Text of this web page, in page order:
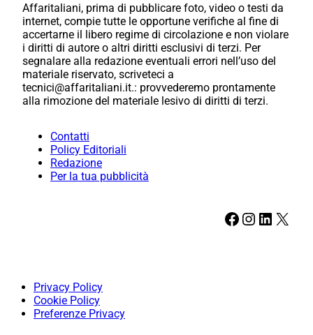
Affaritaliani, prima di pubblicare foto, video o testi da
internet, compie tutte le opportune verifiche al fine di
accertarne il libero regime di circolazione e non violare
i diritti di autore o altri diritti esclusivi di terzi. Per
segnalare alla redazione eventuali errori nell’uso del
materiale riservato, scriveteci a
tecnici@affaritaliani.it.: provvederemo prontamente
alla rimozione del materiale lesivo di diritti di terzi.
Contatti
Policy Editoriali
Redazione
Per la tua pubblicità
Facebook Instagram LinkedIn X
Privacy Policy
Cookie Policy
Preferenze Privacy